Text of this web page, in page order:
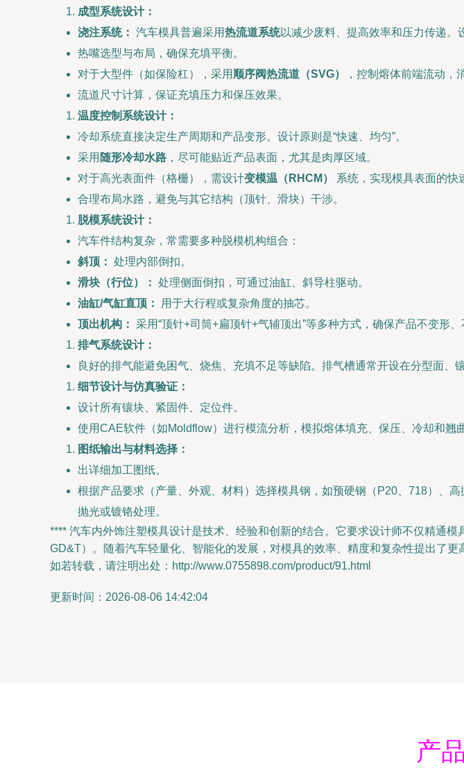
成型系统设计：
浇注系统： 汽车模具普遍采用热流道系统以减少废料、提高效率和压力传递。
热嘴选型与布局，确保充填平衡。
对于大型件（如保险杠），采用 顺序阀热流道（SVG）
，控制熔体前端流动，
流道尺寸计算，保证充填压力和保压效果。
温度控制系统设计：
冷却系统直接决定生产周期和产品变形。设计原则是“快速、均匀”。
采用 随形冷却水路 ，尽可能贴近产品表面，尤其是肉厚区域。
对于高光表面件（格栅），需设计变模温（RHCM）
系统，实现模具表面的快
合理布局水路，避免与其它结构（顶针、滑块）干涉。
脱模系统设计：
汽车件结构复杂，常需要多种脱模机构组合：
斜顶： 处理内部倒扣。
滑块（行位）： 处理侧面倒扣，可通过油缸、斜导柱驱动。
油缸/气缸直顶：
用于大行程或复杂角度的抽芯。
顶出机构： 采用“顶针+司筒+扁顶针+气辅顶出”等多种方式，确保产品不变形、
排气系统设计：
良好的排气能避免困气、烧焦、充填不足等缺陷。排气槽通常开设在分型面、
细节设计与仿真验证：
设计所有镶块、紧固件、定位件。
使用CAE软件（如Moldflow）进行模流分析，模拟熔体填充、保压、冷却和翘
图纸输出与材料选择：
出详细加工图纸。
根据产品要求（产量、外观、材料）选择模具钢，如预硬钢（P20、718）、
抛光或镀铬处理。
**** 汽车内外饰注塑模具设计是技术、经验和创新的结合。它要求设计师不仅精通
GD&T）。随着汽车轻量化、智能化的发展，对模具的效率、精度和复杂性提出了
如若转载，请注明出处：http://www.0755898.com/product/91.html
更新时间：2026-08-06 14:42:04
产